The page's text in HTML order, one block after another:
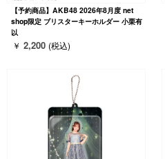
【予約商品】AKB48 2026年8月度 net
shop限定 ブリスターキーホルダー 小栗有
以
￥ 2,200 (税込)